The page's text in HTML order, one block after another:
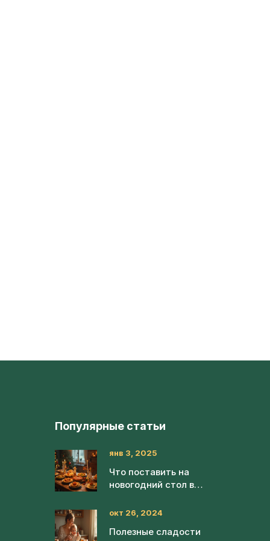
Популярные статьи
янв 3, 2025
Что поставить на
новогодний стол в
окт 26, 2024
Полезные сладости